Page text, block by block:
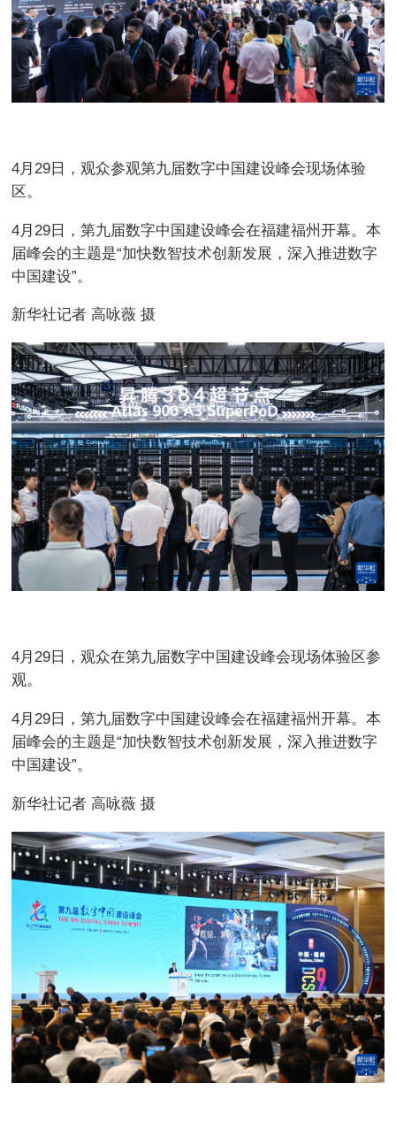
4月29日，观众参观第九届数字中国建设峰会现场体验
区。
4月29日，第九届数字中国建设峰会在福建福州开幕。本
届峰会的主题是“加快数智技术创新发展，深入推进数字
中国建设”。
新华社记者 高咏薇 摄
4月29日，观众在第九届数字中国建设峰会现场体验区参
观。
4月29日，第九届数字中国建设峰会在福建福州开幕。本
届峰会的主题是“加快数智技术创新发展，深入推进数字
中国建设”。
新华社记者 高咏薇 摄